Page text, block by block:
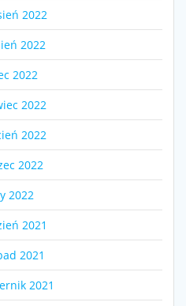
2022
2022
2022
2022
2022
2022
2022
2021
2021
2021